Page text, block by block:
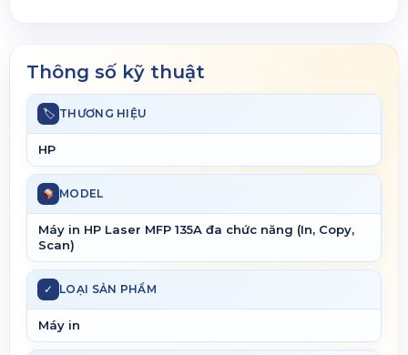
Thông số kỹ thuật
🏷 THƯƠNG HIỆU
HP
MODEL
Máy in HP Laser MFP 135A đa chức năng (In, Copy,
Scan)
✓ LOẠI SẢN PHẨM
Máy in